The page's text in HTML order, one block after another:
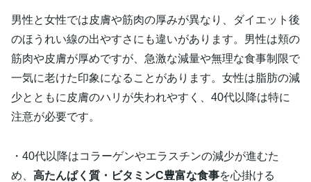
男性と女性では皮膚や筋肉の厚みが異なり、ダイエット後
のほうれい線の出やすさにも違いがあります。男性は頬の
筋肉や皮膚が厚めですが、急激な減量や無理な食事制限で
一気に老けた印象になることがあります。女性は脂肪の減
少とともに皮膚のハリが失われやすく、40代以降は特に
注意が必要です。
・40代以降はコラーゲンやエラスチンの減少が進むた
め、 高たんぱく質・ビタミンC豊富な食事を心掛ける